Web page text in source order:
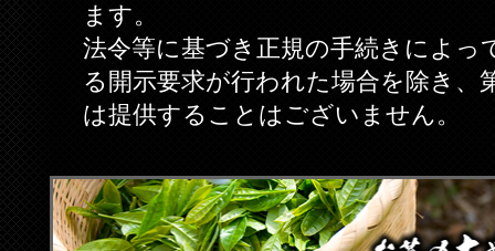
ます。
法令等に基づき正規の手続きによっ
る開示要求が行われた場合を除き、
は提供することはございません。